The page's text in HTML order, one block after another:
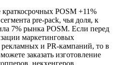
краткосрочных POSM +11%
pre-pack, чья доля, к
7% рынка POSM. Если перед
маркетинговых
и PR-кампаний, то в
заказать изготовление